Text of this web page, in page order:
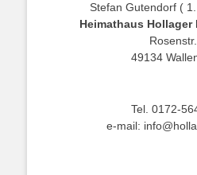
Stefan Gutendorf (
Heimathaus Hollager
49134
Tel. 0172-
e-mail: